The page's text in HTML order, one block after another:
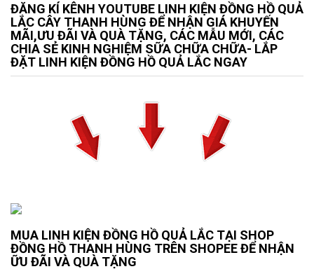
ĐĂNG KÍ KÊNH YOUTUBE LINH KIỆN ĐỒNG HỒ QUẢ
LẮC CÂY THANH HÙNG ĐỂ NHẬN GIÁ KHUYẾN
MÃI,ƯU ĐÃI VÀ QUÀ TẶNG, CÁC MẪU MỚI, CÁC
CHIA SẺ KINH NGHIỆM SỮA CHỮA CHỮA- LẮP
ĐẶT LINH KIỆN ĐỒNG HỒ QUẢ LẮC NGAY
MUA LINH KIỆN ĐỒNG HỒ QUẢ LẮC TẠI SHOP
ĐỒNG HỒ THANH HÙNG TRÊN SHOPEE ĐỂ NHẬN
ỮU ĐÃI VÀ QUÀ TẶNG